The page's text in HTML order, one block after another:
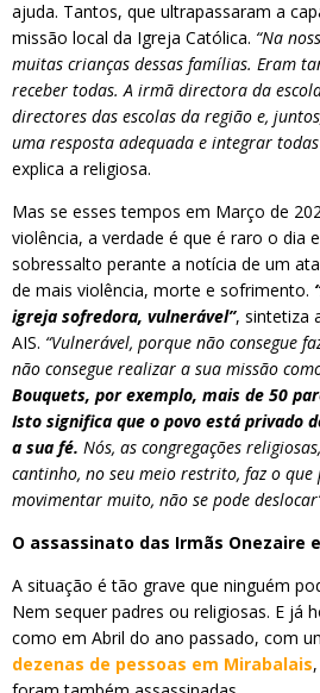
ajuda. Tantos, que ultrapassaram a
missão local da Igreja Católica. “Na
muitas crianças dessas famílias. Eram
receber todas. A irmã directora da
directores das escolas da região e,
uma resposta adequada e integrar todas
explica a religiosa.
Mas se esses tempos em Março de
violência, a verdade é que é raro o dia
sobressalto perante a notícia de um
de mais violência, morte e sofrimento.
igreja sofredora, vulnerável”, sintetiza
AIS. “Vulnerável, porque não consegue
não consegue realizar a sua missão
Bouquets, por exemplo, mais de 50
Isto significa que o povo está privado
a sua fé. Nós, as congregações
cantinho, no seu meio restrito, faz o que
movimentar muito, não se pode
O assassinato das Irmãs Onezaire
A situação é tão grave que ninguém
Nem sequer padres ou religiosas. E já
como em Abril do ano passado, com
dezenas de pessoas em Mirabalais